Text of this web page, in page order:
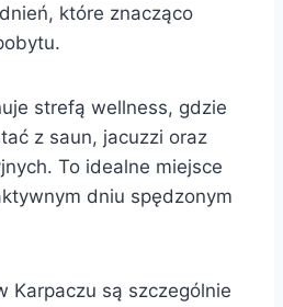
które znacząco
strefą wellness, gdzie
z saun, jacuzzi oraz
To idealne miejsce
dniu spędzonym
Karpaczu są szczególnie